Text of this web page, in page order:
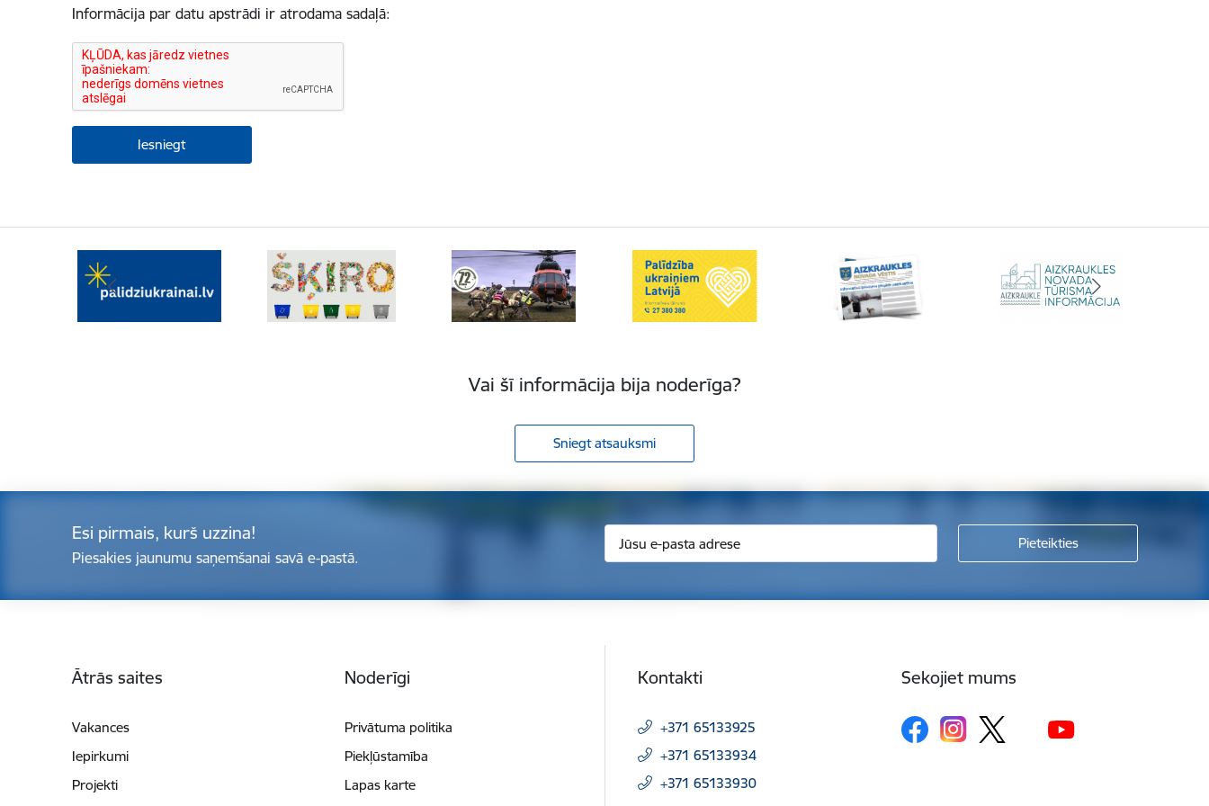
Informācija par datu apstrādi ir atrodama sadaļā:
Vai šī informācija bija noderīga?
Sniegt atsauksmi
Esi pirmais, kurš uzzina!
Piesakies jaunumu saņemšanai savā e-pastā.
Ātrās saites
Vakances
Iepirkumi
Projekti
Noderīgi
Privātuma politika
Piekļūstamība
Lapas karte
Kontakti
+371 65133925
+371 65133934
+371 65133930
Sekojiet mums